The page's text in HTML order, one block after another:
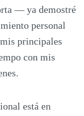
— ya demostré
personal
principales
con mis
está en